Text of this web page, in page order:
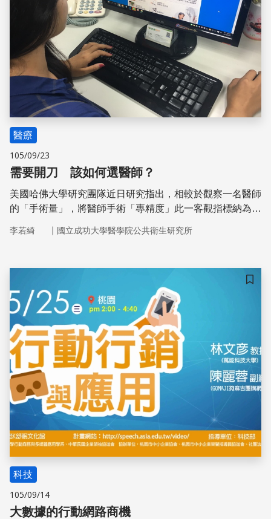
醫療
105/09/23
需要開刀 該如何選醫師？
美國哈佛大學研究團隊近日研究指出，相較於觀察一名醫師
的「手術量」，將醫師手術「專精度」此一客觀指標納為參
李若綺 ｜ 國立成功大學醫學院公共衛生研究所
儲存
科技
105/09/14
大數據的行動網路商機